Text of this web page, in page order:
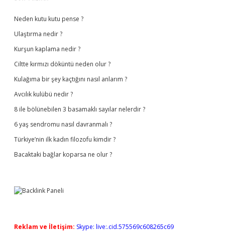
Neden kutu kutu pense ?
Ulaştırma nedir ?
Kurşun kaplama nedir ?
Ciltte kırmızı döküntü neden olur ?
Kulağıma bir şey kaçtığını nasıl anlarım ?
Avcılık kulübü nedir ?
8 ile bölünebilen 3 basamaklı sayılar nelerdir ?
6 yaş sendromu nasıl davranmalı ?
Türkiye’nin ilk kadın filozofu kimdir ?
Bacaktaki bağlar koparsa ne olur ?
Reklam ve İletişim: Skype: live:.cid.575569c608265c69